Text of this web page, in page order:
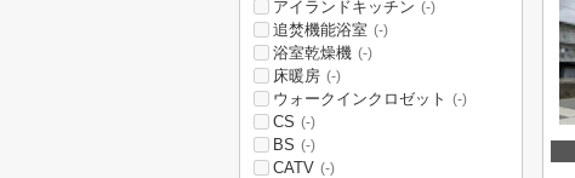
アイランドキッチン (-)
追焚機能浴室 (-)
浴室乾燥機 (-)
床暖房 (-)
ウォークインクロゼット (-)
CS (-)
BS (-)
CATV (-)